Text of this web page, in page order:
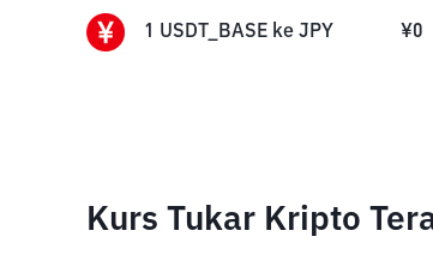
1 USDT_BASE ke JPY ¥0
Kurs Tukar Kripto